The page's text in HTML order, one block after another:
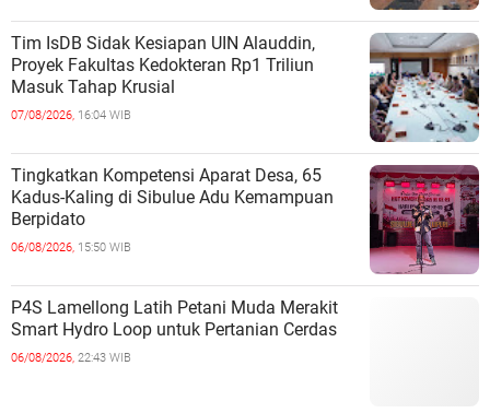
Tim IsDB Sidak Kesiapan UIN Alauddin,
Proyek Fakultas Kedokteran Rp1 Triliun
Masuk Tahap Krusial
07/08/2026, 16:04 WIB
Tingkatkan Kompetensi Aparat Desa, 65
Kadus-Kaling di Sibulue Adu Kemampuan
Berpidato
06/08/2026, 15:50 WIB
P4S Lamellong Latih Petani Muda Merakit
Smart Hydro Loop untuk Pertanian Cerdas
06/08/2026, 22:43 WIB